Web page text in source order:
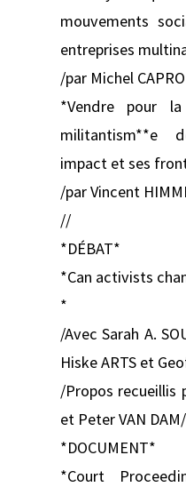
mouvements
entreprises
/par Michel
*Vendre pour
militantism**e
impact et ses
/par Vincent
//
*DÉBAT*
*Can activists
*
/Avec Sarah A.
Hiske ARTS et
/Propos recueillis
et Peter VAN DAM/
*DOCUMENT*
*Court